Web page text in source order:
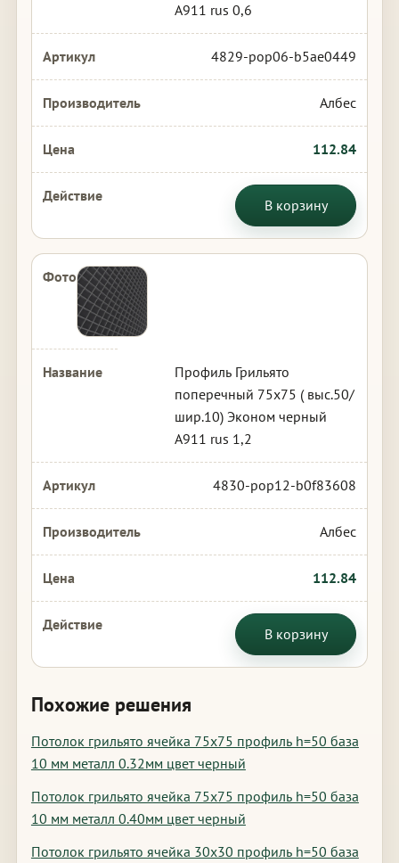
А911 rus 0,6
4829-pop06-b5ae0449
Албес
112.84
В корзину
Профиль Грильято
поперечный 75х75 ( выс.50/
шир.10) Эконом черный
А911 rus 1,2
4830-pop12-b0f83608
Албес
112.84
В корзину
Похожие решения
Потолок грильято ячейка 75х75 профиль h=50 база
10 мм металл 0.32мм цвет черный
Потолок грильято ячейка 75х75 профиль h=50 база
10 мм металл 0.40мм цвет черный
Потолок грильято ячейка 30х30 профиль h=50 база